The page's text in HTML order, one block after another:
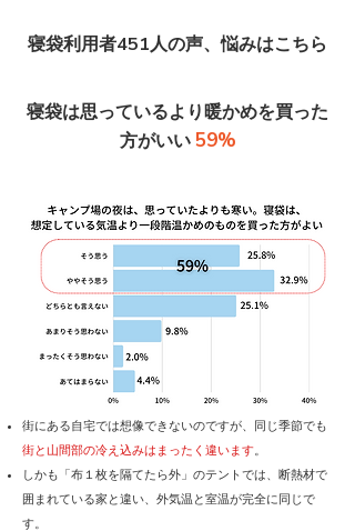
寝袋利用者451人の声、悩みはこちら
寝袋は思っているより暖かめを買った
方がいい59%
街にある自宅では想像できないのですが、同じ季節でも
街と山間部の冷え込みはまったく違います
しかも「布１枚を隔てたら外」のテントでは、断熱材で
囲まれている家と違い、外気温と室温が完全に同じで
す。